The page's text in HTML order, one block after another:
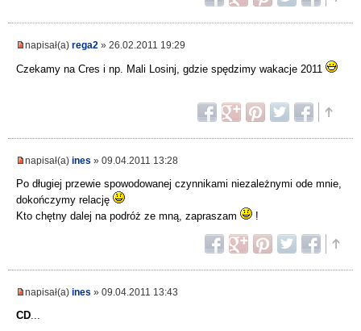
napisał(a) rega2 » 26.02.2011 19:29
Czekamy na Cres i np. Mali Losinj, gdzie spędzimy wakacje 2011
napisał(a) ines » 09.04.2011 13:28
Po długiej przewie spowodowanej czynnikami niezależnymi ode mnie,
dokończymy relację
Kto chętny dalej na podróż ze mną, zapraszam
!
napisał(a) ines » 09.04.2011 13:43
CD...